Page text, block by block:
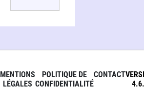
MENTIONS
LÉGALES
POLITIQUE DE
CONFIDENTIALITÉ
CONTACT